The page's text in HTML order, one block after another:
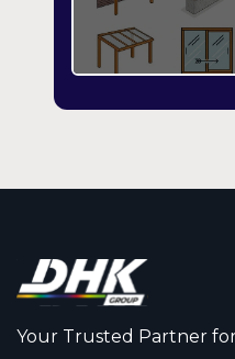
Your Trusted Partner